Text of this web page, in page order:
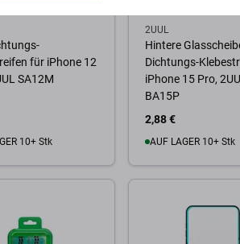
für iPhone 12
SA12M
10+ Stk
2UUL
Hintere
Dichtungs-
iPhone 15 Pro,
BA15P
2,88 €
AUF LAGER 10+ Stk